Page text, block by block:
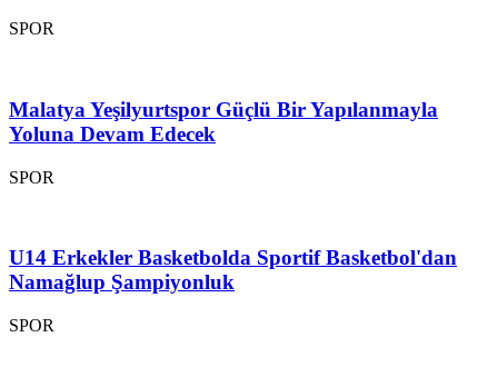
SPOR
Malatya Yeşilyurtspor Güçlü Bir Yapılanmayla
Yoluna Devam Edecek
SPOR
U14 Erkekler Basketbolda Sportif Basketbol'dan
Namağlup Şampiyonluk
SPOR